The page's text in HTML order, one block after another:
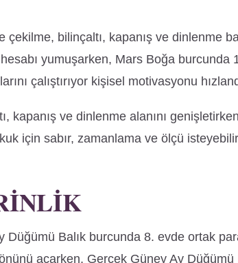
bilinçaltı, kapanış ve dinlenme
yumuşarken, Mars Boğa burcunda
çalıştırıyor kişisel motivasyonu
kapanış ve dinlenme alanını
için sabır, zamanlama ve ölçü
Düğümü Balık burcunda 8. evde ortak
açarken, Gerçek Güney Ay Düğümü